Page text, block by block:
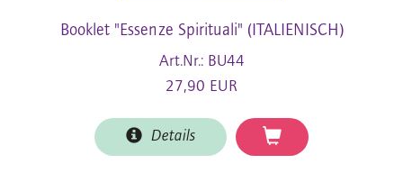
Booklet "Essenze Spirituali" (ITALIENISCH)
Art.Nr.: BU44
27,90 EUR
Details